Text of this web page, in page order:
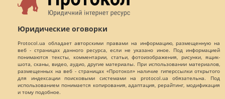
Юридические оговорки
Protocol.ua обладает авторскими правами на информацию, размещенную на
веб - страницах данного ресурса, если не указано иное. Под информацией
понимаются тексты, комментарии, статьи, фотоизображения, рисунки, ящик-
шота, сканы, видео, аудио, другие материалы. При использовании материалов,
размещенных на веб - страницах «Протокол» наличие гиперссылки открытого
для индексации поисковыми системами на protocol.ua обязательна. Под
использованием понимается копирования, адаптация, рерайтинг, модификация
и тому подобное.